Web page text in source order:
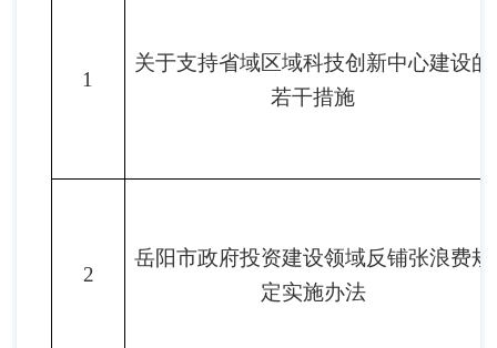
1
关于支持省域区域科技创新中心建设的
若干措施
2
岳阳市政府投资建设领域反铺张浪费规
定实施办法